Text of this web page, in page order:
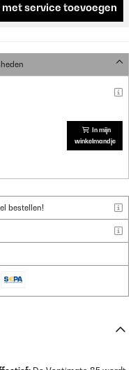
service toevoegen
In mijn
winkelmandje
bestellen!